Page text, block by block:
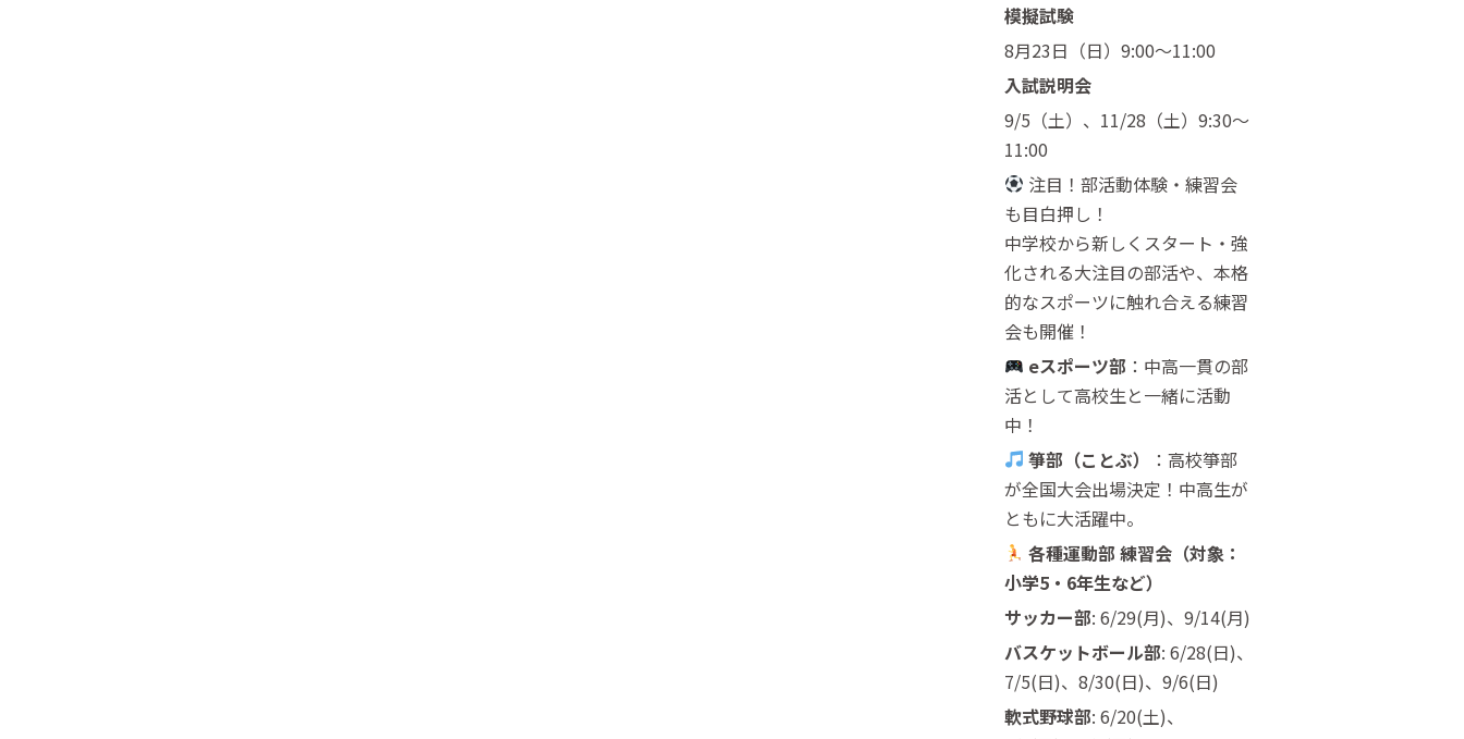
模擬試験
8月23日（日）9:00〜11:00
入試説明会
9/5（土）、11/28（土）9:30〜
11:00
注目！部活動体験・練習会
も目白押し！
中学校から新しくスタート・強
化される大注目の部活や、本格
的なスポーツに触れ合える練習
会も開催！
eスポーツ部 ：中高一貫の部
活として高校生と一緒に活動
中！
箏部（ことぶ）
：高校箏部
が全国大会出場決定！中高生が
ともに大活躍中。
各種運動部 練習会（対象：
小学5・6年生など）
サッカー部: 6/29(月)、9/14(月)
バスケットボール部: 6/28(日)、
7/5(日)、8/30(日)、9/6(日)
軟式野球部: 6/20(土)、